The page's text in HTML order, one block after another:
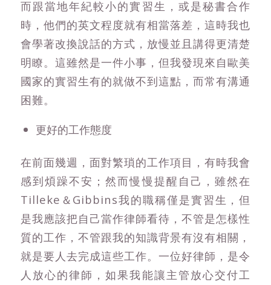
而跟當地年紀較小的實習生，或是秘書合作
時，他們的英文程度就有相當落差，這時我也
會學著改換說話的方式，放慢並且講得更清楚
明瞭。這雖然是一件小事，但我發現來自歐美
國家的實習生有的就做不到這點，而常有溝通
困難。
更好的工作態度
在前面幾週，面對繁瑣的工作項目，有時我會
感到煩躁不安；然而慢慢提醒自己，雖然在
Tilleke＆Gibbins我的職稱僅是實習生，但
是我應該把自己當作律師看待，不管是怎樣性
質的工作，不管跟我的知識背景有沒有相關，
就是要人去完成這些工作。一位好律師，是令
人放心的律師，如果我能讓主管放心交付工